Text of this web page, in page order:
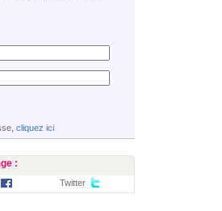
cliquez ici
:
Twitter